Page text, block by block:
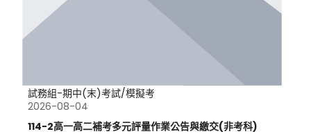
試務組-期中(末)考試/模擬考
2026-08-04
114-2高一高二補考多元評量作業公告與繳交(非考科)